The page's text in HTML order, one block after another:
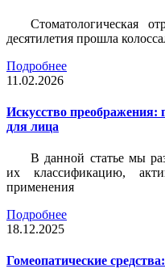
Стоматологическая
десятилетия прошла
Подробнее
11.02.2026
Искусство преображения:
для лица
В данной статье мы
их классификацию,
применения
Подробнее
18.12.2025
Гомеопатические